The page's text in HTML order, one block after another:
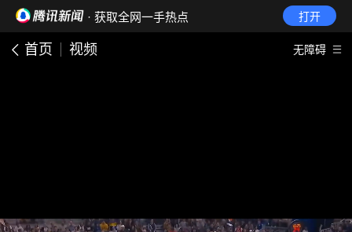
· 获取全网一手热点 打开
首页 视频 无障碍